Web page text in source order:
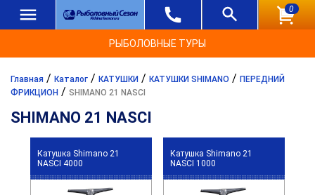
0
РЫБОЛОВНЫЕ ТУРЫ
Главная / Каталог / КАТУШКИ / КАТУШКИ SHIMANO / ПЕРЕДНИЙ
ФРИКЦИОН / SHIMANO 21 NASCI
SHIMANO 21 NASCI
Катушка Shimano 21
NASCI 4000
Катушка Shimano 21
NASCI 1000